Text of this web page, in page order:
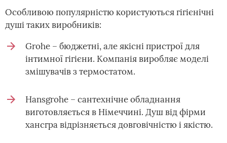
Особливою популярністю користуються гігієнічні
душі таких виробників:
Grohe – бюджетні, але якісні пристрої для
інтимної гігієни. Компанія виробляє моделі
змішувачів з термостатом.
Hansgrohe – сантехнічне обладнання
виготовляється в Німеччині. Душ від фірми
хансгра відрізняється довговічністю і якістю.